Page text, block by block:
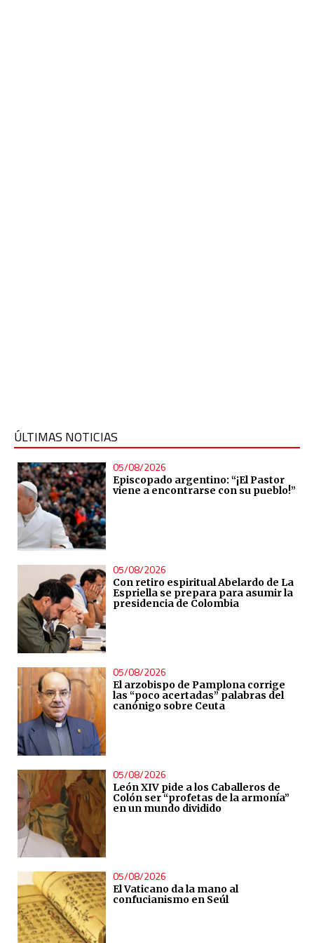
ÚLTIMAS NOTICIAS
05/08/2026
Episcopado argentino: “¡El Pastor
viene a encontrarse con su pueblo!”
05/08/2026
Con retiro espiritual Abelardo de La
Espriella se prepara para asumir la
presidencia de Colombia
05/08/2026
El arzobispo de Pamplona corrige
las “poco acertadas” palabras del
canónigo sobre Ceuta
05/08/2026
León XIV pide a los Caballeros de
Colón ser “profetas de la armonía”
en un mundo dividido
05/08/2026
El Vaticano da la mano al
confucianismo en Seúl